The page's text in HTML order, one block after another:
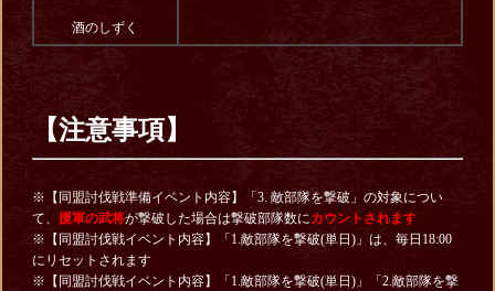
酒のしずく
【注意事項】
※【同盟討伐戦準備イベント内容】「3. 敵部隊を撃破」の対象につい
て、 援軍の武将が撃破した場合は撃破部隊数にカウントされます
※【同盟討伐戦イベント内容】「1.敵部隊を撃破(単日)」は、毎日18:00
にリセットされます
※【同盟討伐戦イベント内容】「1.敵部隊を撃破(単日)」「2.敵部隊を撃